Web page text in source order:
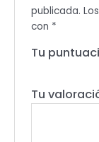
publicada.
con *
Tu
Tu